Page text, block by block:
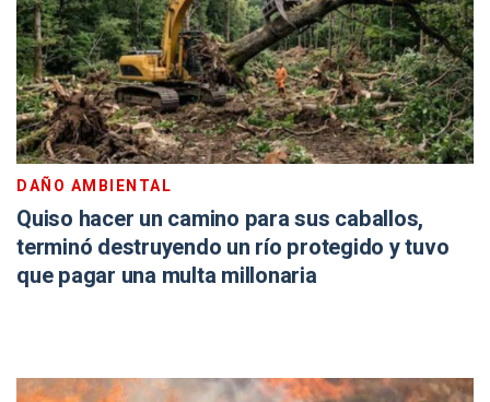
DAÑO AMBIENTAL
Quiso hacer un camino para sus caballos,
terminó destruyendo un río protegido y tuvo
que pagar una multa millonaria